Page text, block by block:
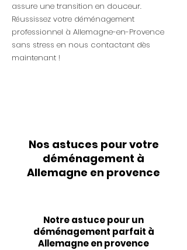
assure une transition en douceur.
Réussissez votre déménagement
professionnel à Allemagne-en-Provence
sans stress en nous contactant dès
maintenant !
Nos astuces pour votre
déménagement à
Allemagne en provence
Notre astuce pour un
déménagement parfait à
Allemagne en provence